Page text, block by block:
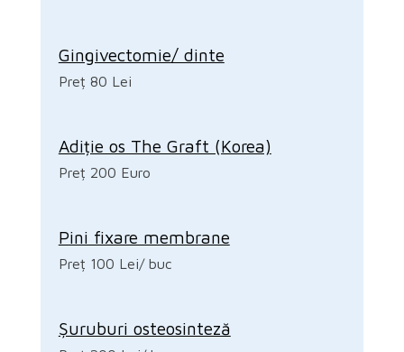
Gingivectomie/ dinte
Preț 80 Lei
Adiție os The Graft (Korea)
Preț 200 Euro
Pini fixare membrane
Preț 100 Lei/ buc
Șuruburi osteosinteză